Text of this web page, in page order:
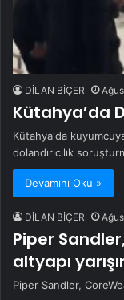
DİLAN BİÇER
Kütahya’da
Kütahya'da
dolandırıcılık
Devamını Oku »
DİLAN BİÇER
Piper
altyapı
Piper Sandler,